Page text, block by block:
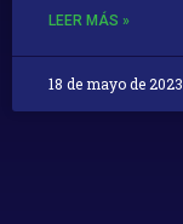
LEER MÁS »
18 de mayo de 2023